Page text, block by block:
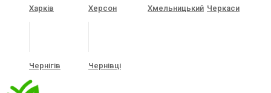
Харків Херсон Хмельницький Черкаси
Чернігів Чернівці